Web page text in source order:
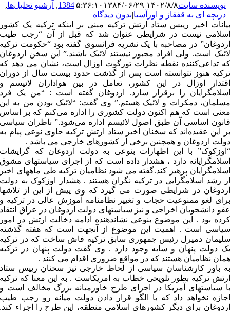
نویسنده سایت۱۴۰۲/۸/۸ ۵:۳۶:۱۰ ۱۳۸۴/۰۶/۲۹ |
1384
, آرشیو تحلیل‌ها,
دریچه ای به قفقاز و اورآسیا|بدون دیدگاه
بیانات اخیر رییس ستاد ارتش ترکیه مبنی بر اینکه ترکیه یک کشور
اسلامی نیست در شرایطی عنوان شد که قبل از آن “رجب طیب
اردوغان” در مصاحبه با یک نشریه فرانسوی گفته بود “حکومت ترکیه
لائیک است. ولی افراد مجبور نیستند لائیک باشند.” این سخن اردوغان
که تداعی‌کننده نقطه نظرات تورگوت اوزال است، نشان می دهد که
ترکیه هنوز نتوانسته است پس از گذشت حدود بیست سال از دوران
اقتدار اوزال در این کشور، تعامل در بین هواداران لائیسم و
اسلامگرایان را برقرار سازد. اردوغان گفته است : “من یک فرد
مسلمان، دمکرات و لائیک هستم.” وی گفت: “لائیک بودن من به این
معنی است که هم اکنون دولت کشوری را اداره می‌کنم که بر اساس
قانون اساسی آن طبق اصول لائیسم اداره می‌شود.” ناظران سیاسی
بر این عقیده‌اند که سخنان اخیر ستاد ارتش ترکیه حاوی نوعی پیام به
دولت اردوغان و همچنین برخی از کشورهای خارجی می باشد .
“اوزکوک” با این اظهارات بنوعی به دولت اردوغان که گرایشات
اسلامگرایانه دارد ، هشدار داده است که از اجرای سیاستهای مشوق
اسلامگرایان پرهیز کند.گفته می شود نظامیان ترکیه طی ماههای اخیر
از رشد اسلامگرایی در ترکیه نگران هستند . هشدار اوزکوک به دولت
اردوغان در شرایطی صورت می گیرد که وی پیش از این از تلاشها
برای لغو ممنوعیت حجاب و تغییر نظامنامه آموزش عالی در ترکیه و
عفو دانشجویان اخراجی و نیز سیاستهای دولت اردوغان در عراق انتقاد
کرده بود . این موضوع بنوعی نشاندهنده ادامه دخالت ارتش در امور
سیاسی است . اهمیت این موضوع از آنجهت است که هفته گذشته
سلیمان دمیرل رئیس جمهوری سابق ترکیه فاش ساخت که در ترکیه
یک دولت پنهان و سایه وجود دارد . وی گفت دولت پنهان در ترکیه
همان نظامیان هستند که در مواقع ضروری اقدام می کنند .
به باور کارشناسان سیاسی از لحاظ خارجی نیز سخنان رییس ستاد
ارتش ترکیه بطور تلویحی خطاب به امریکاست . به این معنا که ترکیه
با سیاستهای آمریکا در اجرای طرح خاورمیانه بزرگ مخالف است و
اجازه نخواهد داد که با الگو قرار دادن دولت میانه رو رجب طیب
اردوغان برای دیگر کشورهای اسلامی منطقه، این طرح را اجراء کند.